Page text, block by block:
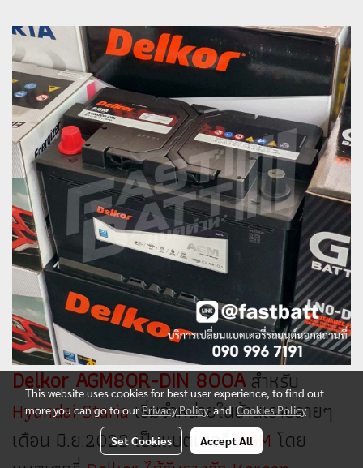
Delkor AGM80R-DIN 800Aสำหรับ
Hyundai Stariaเริ่มจำหน่ายในบ้านเราปลายๆ
เดือน มิ.ย.2023 เป็นแบตเตอรี่AGM โดย
This website uses cookies for best user experience, to find out
more you can go to ourPrivacy PolicyandCookies Policy
Set Cookies Accept All